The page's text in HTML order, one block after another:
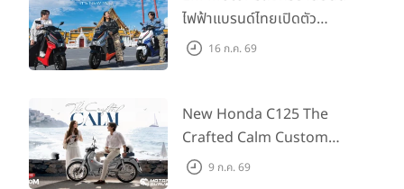
ไฟฟ้าแบรนด์ไทยเปิดตัว
ARENA ที่มาในราคาพิเศษ
555 คันแรกรับฟรี Adapter
Type2 ฟรี
16 ก.ค. 69
New Honda C125 The
Crafted Calm Custom
Edition ถ่ายทอดความคลาสสิ
9 ก.ค. 69